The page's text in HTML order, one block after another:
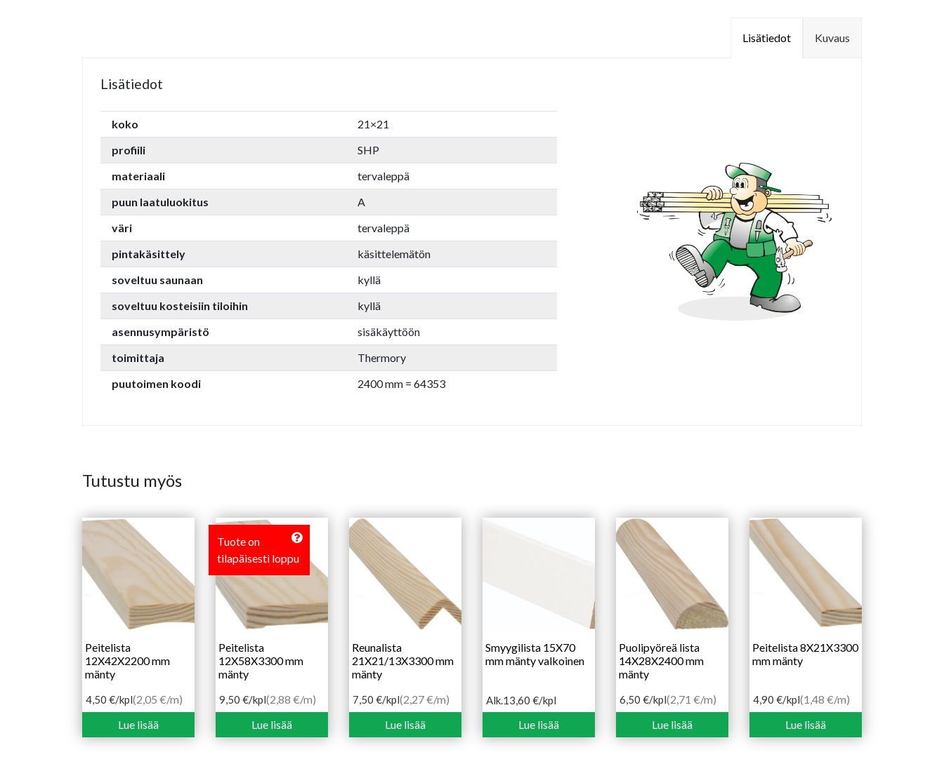
Kuvaus
Lisätiedot
Lisätiedot
koko
21×21
profiili
SHP
materiaali
tervaleppä
puun laatuluokitus
A
väri
tervaleppä
pintakäsittely
käsittelemätön
soveltuu saunaan
kyllä
soveltuu kosteisiin tiloihin
kyllä
asennusympäristö
sisäkäyttöön
toimittaja
Thermory
puutoimen koodi
2400 mm = 64353
Tutustu myös
Peitelista
12X42X2200 mm
mänty
4,50 €/kpl(2,05 €/m)
Lue lisää
Tuote on
tilapäisesti loppu
Peitelista
12X58X3300 mm
mänty
9,50 €/kpl(2,88 €/m)
Lue lisää
Reunalista
21X21/13X3300 mm
mänty
7,50 €/kpl(2,27 €/m)
Lue lisää
Smyygilista 15X70
mm mänty valkoinen
Alk. 13,60 €
Hintaluokka:
13,60 €
-
/kpl
Lue lisää
Puolipyöreä lista
14X28X2400 mm
mänty
6,50 €/kpl(2,71 €/m)
Lue lisää
Peitelista 8X21X3300
mm mänty
4,90 €/kpl(1,48 €/m)
Lue lisää